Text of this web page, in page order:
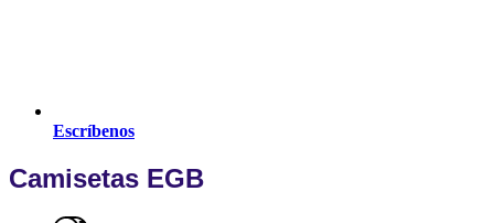
Escríbenos
Camisetas EGB